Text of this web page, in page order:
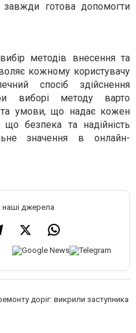
завжди готова допомогти
методів внесення та
кожному користувачу
спосіб здійснення
виборі методу варто
та умови, що надає кожен
безпека та надійність
значення в онлайн-
наші джерела
доріг: викрили заступника